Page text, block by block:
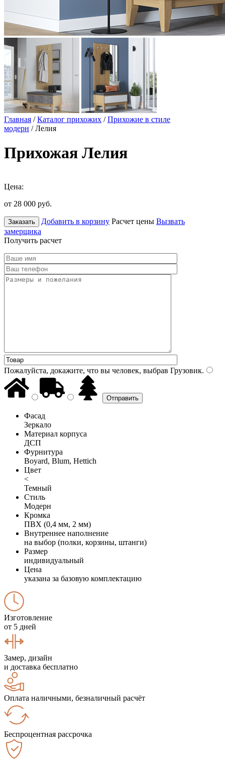
Главная /Каталог прихожих /Прихожие в стиле
модерн / Лелия
Прихожая Лелия
Цена:
от 28 000 руб.
Заказать Добавить в корзину Расчет цены Вызвать
замерщика
Получить расчет
Пожалуйста, докажите, что вы человек, выбрав Грузовик.
Фасад
Зеркало
Материал корпуса
ДСП
Фурнитура
Boyard, Blum, Hettich
Цвет
<
Темный
Стиль
Модерн
Кромка
ПВХ (0,4 мм, 2 мм)
Внутреннее наполнение
на выбор (полки, корзины, штанги)
Размер
индивидуальный
Цена
указана за базовую комплектацию
Изготовление
от 5 дней
Замер, дизайн
и доставка бесплатно
Оплата наличными, безналичный расчёт
Беспроцентная рассрочка